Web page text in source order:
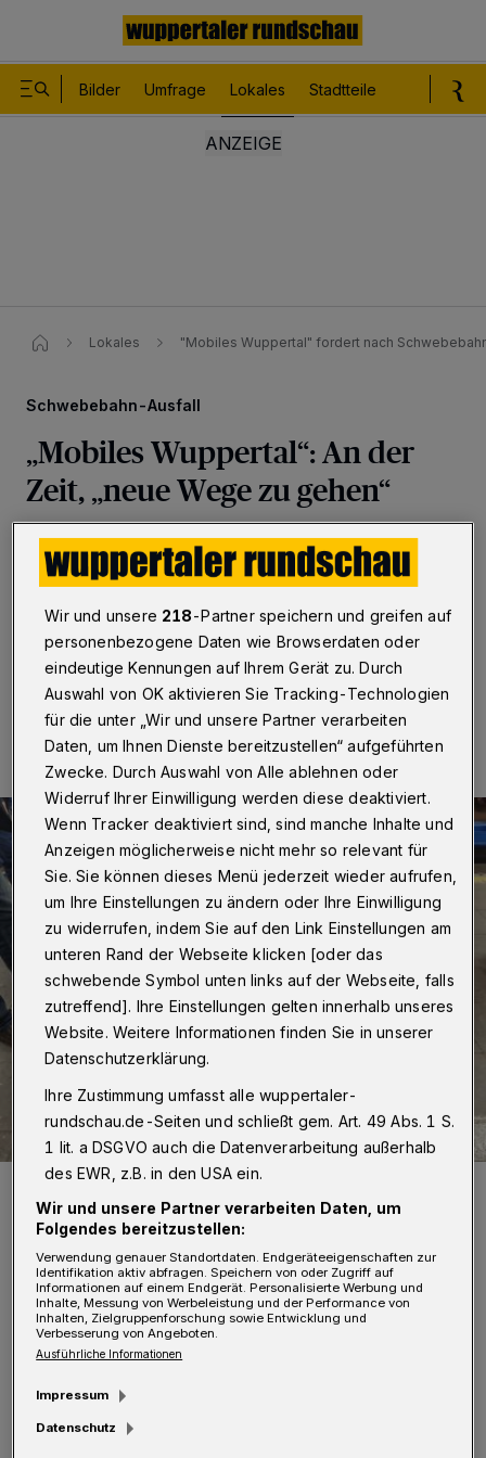
Bilder Umfrage Lokales Stadtteile
Lokales "Mobiles Wuppertal" fordert nach
Schwebebahn-Ausfall
„Mobiles Wuppertal“: An der
Zeit, „neue Wege zu gehen“
Wuppertal·Die Initiative „Mobiles Wuppertal“ sieht im
bevorstehenden Ausfall der Schwebebahn eine
„erneute Belastungsprobe“. Zugleich schlägt sie
mehrere Maßnahmen vor.
04.07.2020 , 15:05 Uhr Eine Minute Lesezeit
Ein Schwebebahn-Rad des Anstoßes.
Foto: Wuppertaler Rundschau / mivi
„Mit unguten Gefühlen erinnern sich viele
Wir und unsere 218-Partner speichern und greifen auf
personenbezogene Daten wie Browserdaten oder
eindeutige Kennungen auf Ihrem Gerät zu. Durch
Auswahl von OK aktivieren Sie Tracking-Technologien
für die unter „Wir und unsere Partner verarbeiten
Daten, um Ihnen Dienste bereitzustellen“ aufgeführten
Zwecke. Durch Auswahl von Alle ablehnen oder
Widerruf Ihrer Einwilligung werden diese deaktiviert.
Wenn Tracker deaktiviert sind, sind manche Inhalte und
Anzeigen möglicherweise nicht mehr so relevant für
Sie. Sie können dieses Menü jederzeit wieder aufrufen,
um Ihre Einstellungen zu ändern oder Ihre Einwilligung
zu widerrufen, indem Sie auf den Link Einstellungen am
unteren Rand der Webseite klicken [oder das
schwebende Symbol unten links auf der Webseite, falls
zutreffend]. Ihre Einstellungen gelten innerhalb unseres
Website. Weitere Informationen finden Sie in unserer
Datenschutzerklärung.
Ihre Zustimmung umfasst alle wuppertaler-
rundschau.de-Seiten und schließt gem. Art. 49 Abs. 1 S.
1 lit. a DSGVO auch die Datenverarbeitung außerhalb
des EWR, z.B. in den USA ein.
Wir und unsere Partner verarbeiten Daten, um
Folgendes bereitzustellen:
Verwendung genauer Standortdaten. Endgeräteeigenschaften zur
Identifikation aktiv abfragen. Speichern von oder Zugriff auf
Informationen auf einem Endgerät. Personalisierte Werbung und
Inhalte, Messung von Werbeleistung und der Performance von
Inhalten, Zielgruppenforschung sowie Entwicklung und
Verbesserung von Angeboten.
Ausführliche Informationen
Impressum
Datenschutz